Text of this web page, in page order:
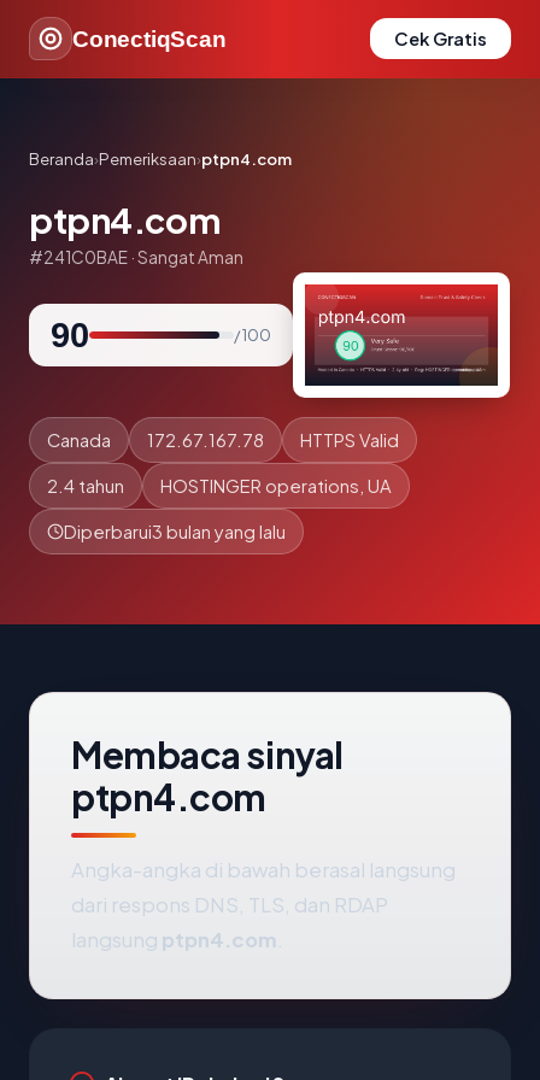
ConectiqScan Cek Gratis
Beranda›Pemeriksaan›ptpn4.com
ptpn4.com
#241C0BAE · Sangat Aman
90 / 100
Canada 172.67.167.78 HTTPS Valid
2.4 tahun HOSTINGER operations, UA
Diperbarui3 bulan yang lalu
Membaca sinyal
ptpn4.com
Angka-angka di bawah berasal langsung
dari respons DNS, TLS, dan RDAP
langsung ptpn4.com